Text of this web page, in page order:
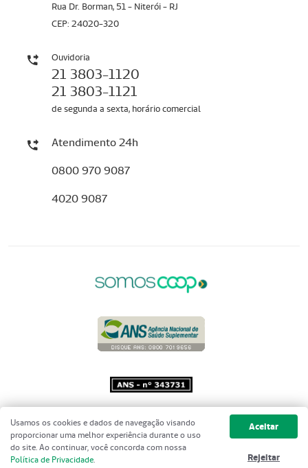
Rua Dr. Borman, 51 - Niterói - RJ
CEP: 24020-320
Ouvidoria
21 3803-1120
21 3803-1121
de segunda a sexta, horário comercial
Atendimento 24h
0800 970 9087
4020 9087
Copyright 2001 - 2026 Unimed do
Brasil - Todos os direitos reservados
Usamos os cookies e dados de navegação visando
proporcionar uma melhor experiência durante o uso
do site. Ao continuar, você concorda com nossa
Política de Privacidade.
Aceitar
Rejeitar